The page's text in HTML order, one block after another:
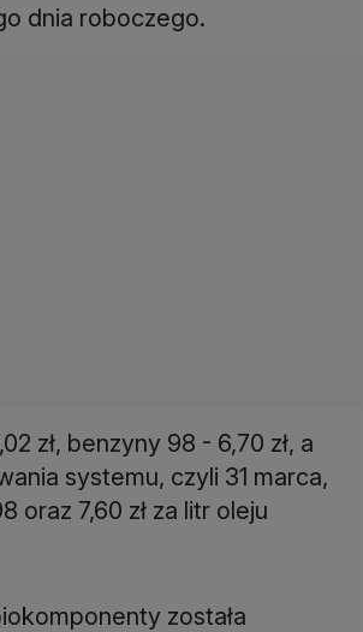
dnia roboczego.
zł, benzyny 98 - 6,70 zł, a
systemu, czyli 31 marca,
oraz 7,60 zł za litr oleju
została